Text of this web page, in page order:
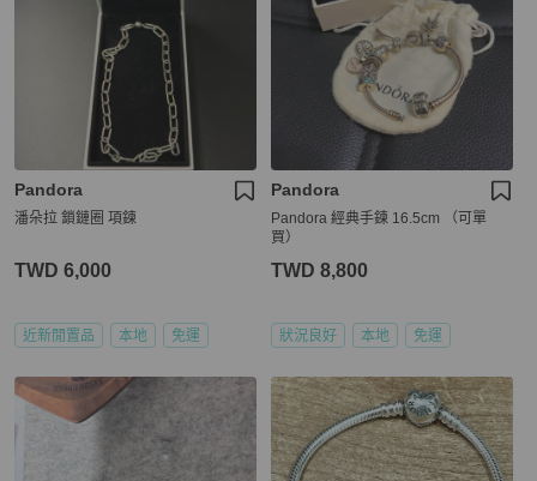
Pandora
潘朵拉 鎖鏈圈 項鍊
TWD 6,000
近新閒置品 本地 免運
Pandora
Pandora 經典手鍊 16.5cm （可單
買）
TWD 8,800
狀況良好 本地 免運